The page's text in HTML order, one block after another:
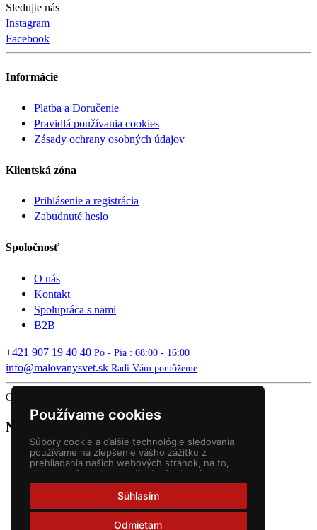
Používame cookies
Súbory cookie a ďalšie technológie sledovania
používame na zlepšenie vášho zážitku z
prehliadania našich webových stránok, na to,
aby sme vám zobrazovali prispôsobený obsah a
cielené reklamy, na analýzu návštevnosti našich
webových stránok a na pochopenie toho, odkiaľ
naši návštevníci prichádzajú.
Súhlasím
Odmietam
Sledujte nás
Instagram
Facebook
Informácie
Platba a Doručenie
Pravidlá používania cookies
Zásady ochrany osobných údajov
Klientská zóna
Prihlásenie a registrácia
Zabudnuté heslo
Spoločnosť
O nás
Kontakt
Spolupráca s nami
B2B
+421 907 19 40 40 Po - Pia : 08:00 - 16:00
info@malovanysvet.sk Radi Vám pomôžeme
Copyright © 2026 MALOVANÝ SVET. All rights reserved.
Nákupný košík